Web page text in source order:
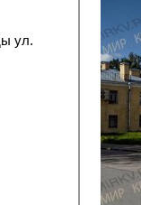
ул.